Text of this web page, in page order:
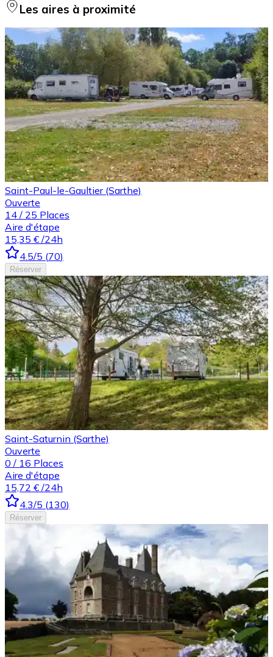
Les aires à proximité
Saint-Paul-le-Gaultier (Sarthe)
Ouverte
14 / 25 Places
Aire d'étape
15,35 € /24h
4.5/5 (70)
Réserver
Saint-Saturnin (Sarthe)
Ouverte
0 / 16 Places
Aire d'étape
15,72 € /24h
4.3/5 (130)
Réserver